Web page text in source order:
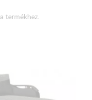
termékhez.